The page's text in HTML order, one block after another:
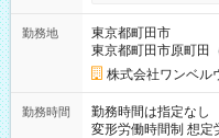
勤務地
東京都町田市
東京都町田市原町田
株式会社ワンベル
勤務時間
勤務時間は指定なし
変形労働時間制 想定労働時間